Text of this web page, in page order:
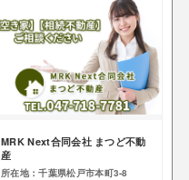
MRK Next合同会社 まつど不動
産
所在地：千葉県松戸市本町3-8